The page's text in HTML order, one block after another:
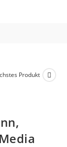
Produkt